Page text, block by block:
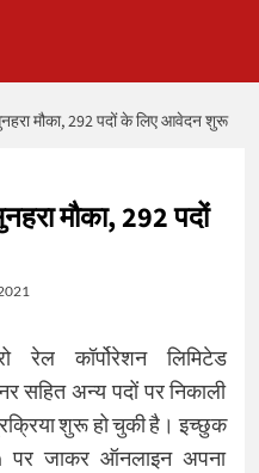
मौका, 292 पदों के लिए आवेदन शुरू
मौका, 292 पदों
रेल कॉर्पोरेशन लिमिटेड
सहित अन्य पदों पर निकाली
शुरू हो चुकी है। इच्छुक
पर जाकर ऑनलाइन अपना